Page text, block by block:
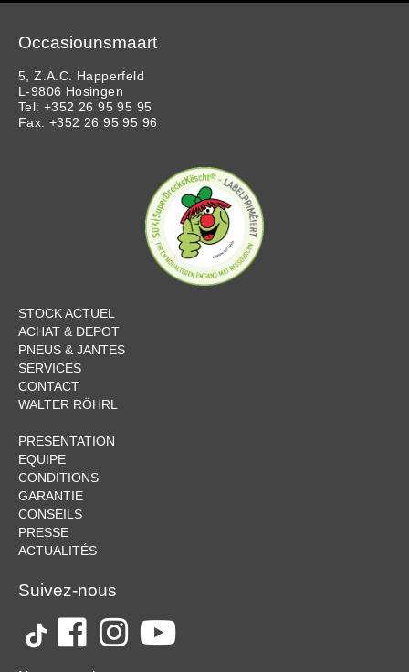
Occasiounsmaart
5, Z.A.C. Happerfeld
L-9806 Hosingen
Tel: +352 26 95 95 95
Fax: +352 26 95 95 96
STOCK ACTUEL
ACHAT & DEPOT
PNEUS & JANTES
SERVICES
CONTACT
WALTER RÖHRL
PRESENTATION
EQUIPE
CONDITIONS
GARANTIE
CONSEILS
PRESSE
ACTUALITÉS
Suivez-nous